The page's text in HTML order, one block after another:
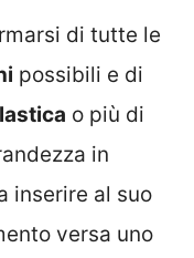
di tutte le
possibili e di
o più di
in
inserire al suo
versa uno